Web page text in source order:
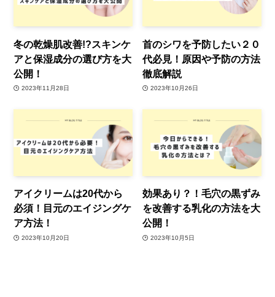
冬の乾燥肌改善!?スキンケ
アと保湿成分の選び方を大
公開！
2023年11月28日
首のシワを予防したい２０
代必見！原因や予防の方法
徹底解説
2023年10月26日
アイクリームは20代から
必須！目元のエイジングケ
ア方法！
2023年10月20日
効果あり？！毛穴の黒ずみ
を改善する乳化の方法を大
公開！
2023年10月5日